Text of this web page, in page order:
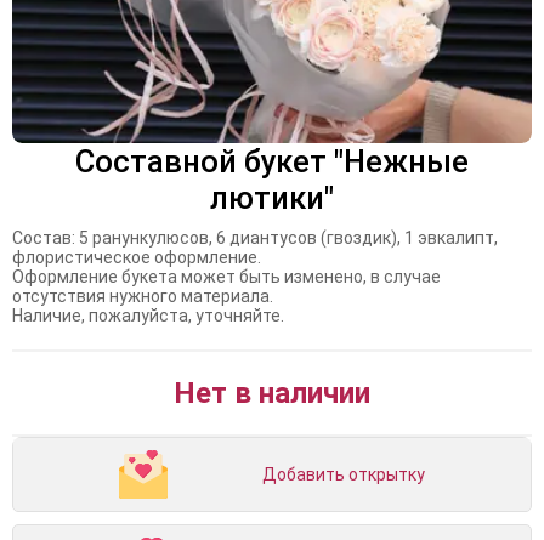
Составной букет "Нежные
лютики"
Состав: 5 ранункулюсов, 6 диантусов (гвоздик), 1 эвкалипт,
флористическое оформление.
Оформление букета может быть изменено, в случае
отсутствия нужного материала.
Наличие, пожалуйста, уточняйте.
Нет в наличии
Добавить открытку